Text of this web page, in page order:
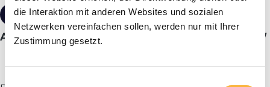
die Interaktion mit anderen Websites und sozialen
Netzwerken vereinfachen sollen, werden nur mit Ihrer
Zustimmung gesetzt.
Einwilligungsauswahl
74,30 €*
Api'deus® Boîte à essaimage Dadant feuille 5W